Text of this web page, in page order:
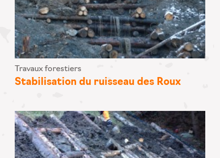
Travaux forestiers
Stabilisation du ruisseau des Roux